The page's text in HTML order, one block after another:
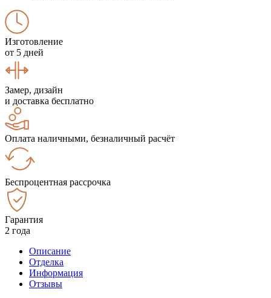
Изготовление
от 5 дней
Замер, дизайн
и доставка бесплатно
Оплата наличными, безналичный расчёт
Беспроцентная рассрочка
Гарантия
2 года
Описание
Отделка
Информация
Отзывы